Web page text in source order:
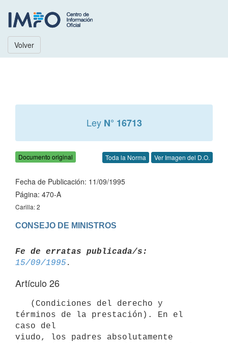
Volver
Ley N° 16713
Documento original Toda la Norma Ver Imagen del D.O.
Fecha de Publicación: 11/09/1995
Página: 470-A
Carilla: 2
Fe de erratas publicada/s:
15/09/1995
Artículo 26
términos de la prestación). En el
caso del
viudo, los padres absolutamente